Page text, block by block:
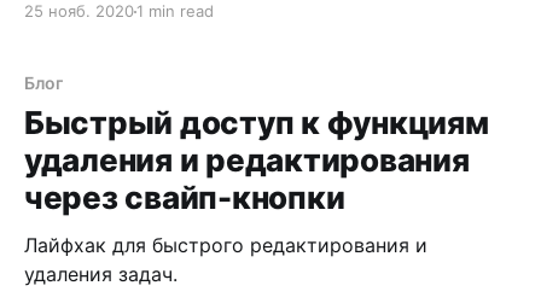
[https://apps.apple.com/app/apple-
store/id591766437?pt=61358&ct=blog_and_news&
25 нояб. 20201 min read
Блог
Быстрый доступ к функциям
удаления и редактирования
через свайп-кнопки
Лайфхак для быстрого редактирования и
удаления задач.